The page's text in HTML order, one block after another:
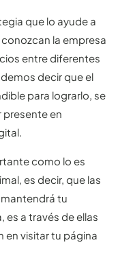
que lo ayude a
la empresa
entre diferentes
decir que el
para lograrlo, se
en
como lo es
es decir, que las
tu
es a través de ellas
en visitar tu página